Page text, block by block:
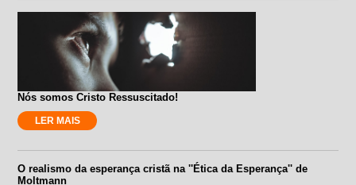
Nós somos Cristo Ressuscitado!
LER MAIS
O realismo da esperança cristã na ''Ética da Esperança'' de
Moltmann